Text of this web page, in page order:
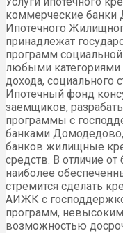
коммерческие банки
Ипотечного
принадлежат
программ
любыми категориями
дохода, социального
Ипотечный фонд
заемщиков,
программы с
банками
банков жилищные
средств. В отличие
наиболее
стремится сделать
АИЖК с
программ,
возможностью